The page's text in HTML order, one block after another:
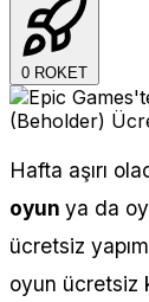
0 ROKET
Hafta aşırı
oyun ya da
ücretsiz
oyun ücretsiz